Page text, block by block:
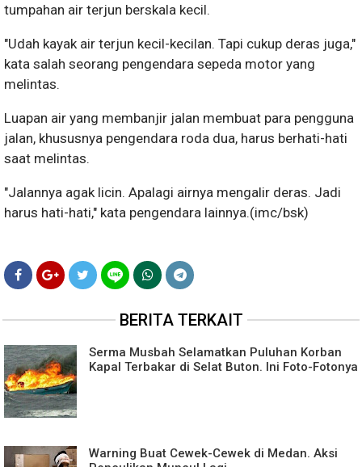
tumpahan air terjun berskala kecil.
"Udah kayak air terjun kecil-kecilan. Tapi cukup deras juga,"
kata salah seorang pengendara sepeda motor yang
melintas.
Luapan air yang membanjir jalan membuat para pengguna
jalan, khususnya pengendara roda dua, harus berhati-hati
saat melintas.
"Jalannya agak licin. Apalagi airnya mengalir deras. Jadi
harus hati-hati," kata pengendara lainnya.(imc/bsk)
BERITA TERKAIT
Serma Musbah Selamatkan Puluhan Korban
Kapal Terbakar di Selat Buton. Ini Foto-Fotonya
Warning Buat Cewek-Cewek di Medan. Aksi